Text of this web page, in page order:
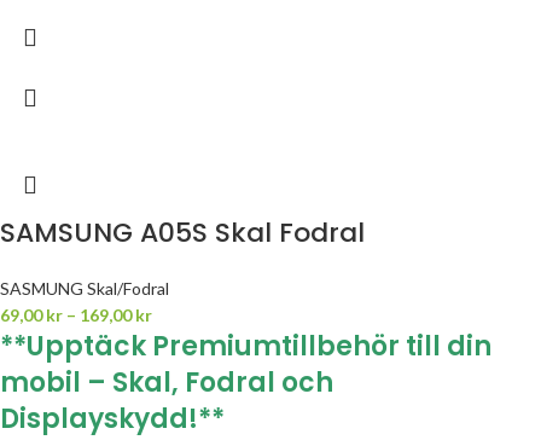
SAMSUNG A05S Skal Fodral
SASMUNG Skal/Fodral
69,00kr – 169,00kr
**Upptäck Premiumtillbehör till din
mobil – Skal, Fodral och
Displayskydd!**